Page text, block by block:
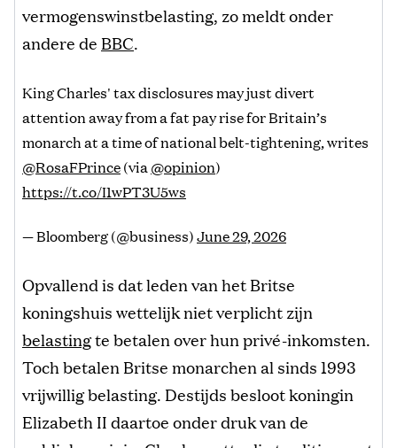
vermogenswinstbelasting, zo meldt onder
andere de BBC.
King Charles' tax disclosures may just divert
attention away from a fat pay rise for Britain’s
monarch at a time of national belt-tightening, writes
@RosaFPrince(via @opinion)
https://t.co/I1wPT3U5ws
— Bloomberg (@business)June 29, 2026
Opvallend is dat leden van het Britse
koningshuis wettelijk niet verplicht zijn
belastingte betalen over hun privé-inkomsten.
Toch betalen Britse monarchen al sinds 1993
vrijwillig belasting. Destijds besloot koningin
Elizabeth II daartoe onder druk van de